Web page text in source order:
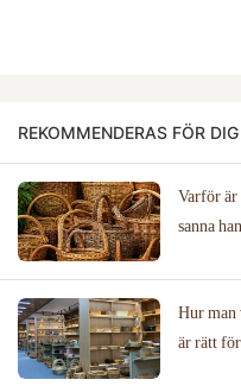
REKOMMENDERAS FÖR DIG
Varför är
sanna
Hur
är rätt